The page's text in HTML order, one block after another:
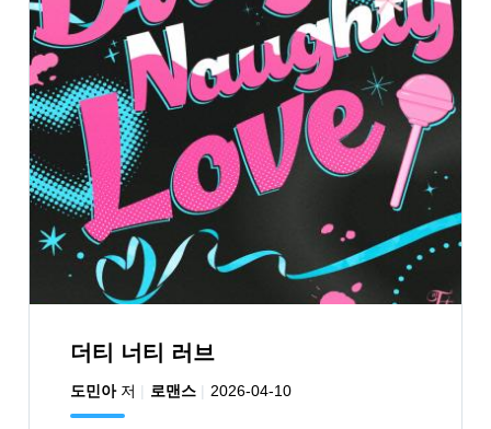
더티 너티 러브
도민아저 로맨스 2026-04-10